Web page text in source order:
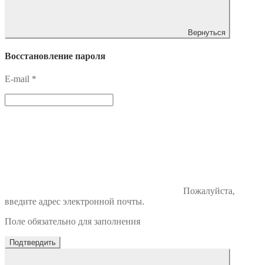
Вернуться
Восстановление пароля
E-mail *
Пожалуйста,
введите адрес электронной почты.
Поле обязательно для заполнения
Подтвердить